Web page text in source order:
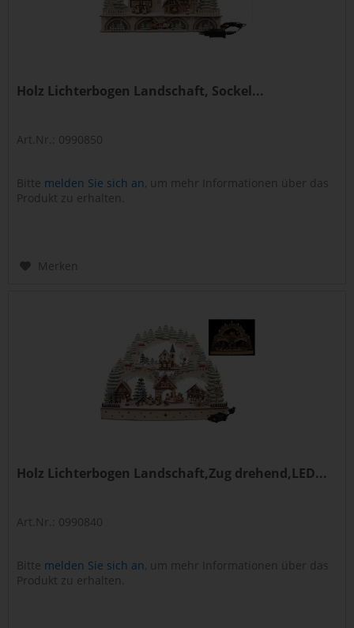
Holz Lichterbogen Landschaft, Sockel...
Art.Nr.: 0990850
Bitte melden Sie sich an, um mehr Informationen über das
Produkt zu erhalten.
Merken
Holz Lichterbogen Landschaft,Zug drehend,LED...
Art.Nr.: 0990840
Bitte melden Sie sich an, um mehr Informationen über das
Produkt zu erhalten.